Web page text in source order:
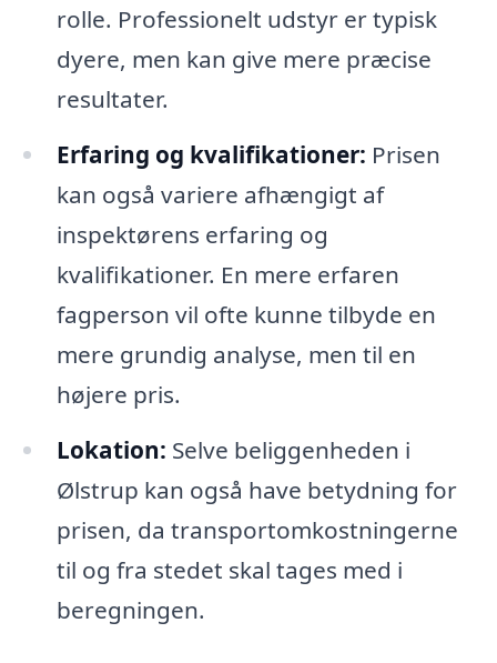
rolle. Professionelt udstyr er typisk
dyere, men kan give mere præcise
resultater.
Erfaring og kvalifikationer: Prisen
kan også variere afhængigt af
inspektørens erfaring og
kvalifikationer. En mere erfaren
fagperson vil ofte kunne tilbyde en
mere grundig analyse, men til en
højere pris.
Lokation: Selve beliggenheden i
Ølstrup kan også have betydning for
prisen, da transportomkostningerne
til og fra stedet skal tages med i
beregningen.